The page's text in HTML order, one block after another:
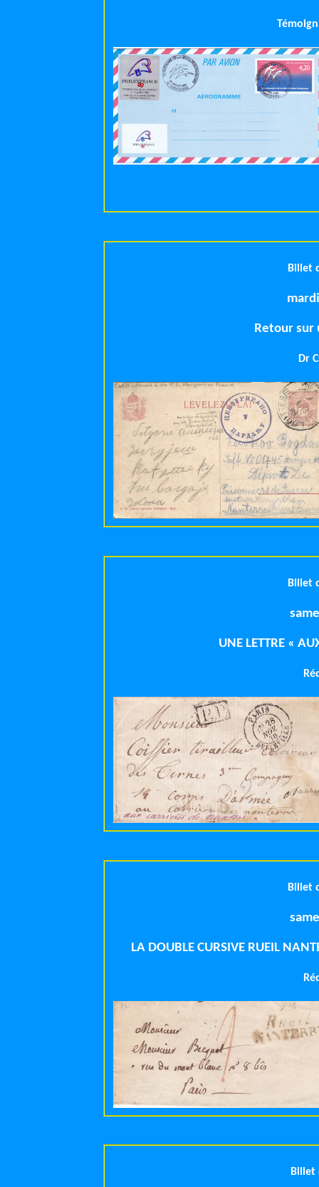
Billet
Retour sur
Dr
Billet
UNE LETTRE «
Billet
LA DOUBLE CURSIVE RUEIL
Billet